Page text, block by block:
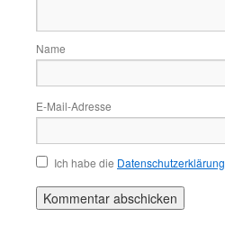
Name
E-Mail-Adresse
Ich habe die Datenschutzerklärung